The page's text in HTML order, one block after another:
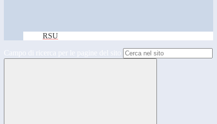
RSU
Campo di ricerca per le pagine del sito